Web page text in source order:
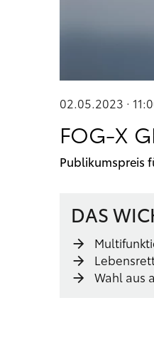
02.05.2023 ·
FOG-X
Publikumspreis
DAS
Wahl aus